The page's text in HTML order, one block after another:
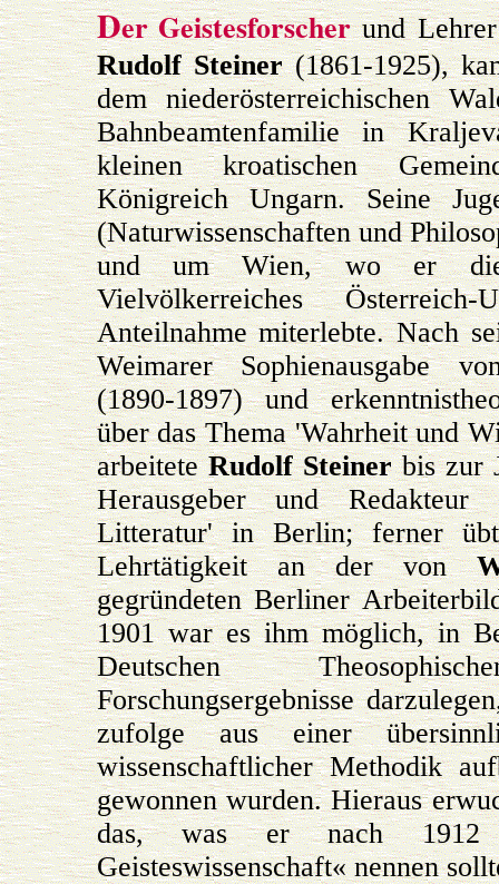
Der Geistesforscherund Lehrer
Rudolf Steiner(1861-1925),
dem niederösterreichischen
Bahnbeamtenfamilie in
kleinen kroatischen
Königreich Ungarn. Seine
(Naturwissenschaften und
und um Wien, wo er die
Vielvölkerreiches
Anteilnahme miterlebte. Nach
Weimarer Sophienausgabe
(1890-1897) und
über das Thema 'Wahrheit und
arbeiteteRudolf Steinerbis zur
Herausgeber und
Litteratur' in Berlin; ferner
Lehrtätigkeit an der von
gegründeten Berliner
1901 war es ihm möglich, in
Deutschen
Forschungsergebnisse
zufolge aus einer
wissenschaftlicher Methodik
gewonnen wurden. Hieraus
das, was er nach 1912
Geisteswissenschaft« nennen